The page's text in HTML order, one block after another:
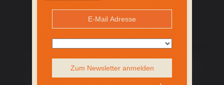
Zum Newsletter anmelden